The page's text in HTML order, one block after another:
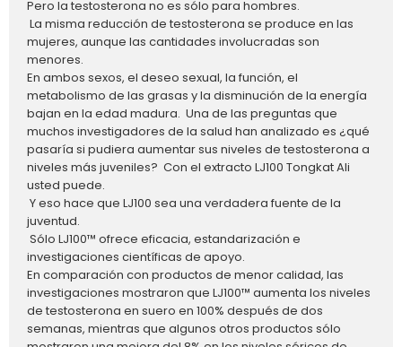
Pero la testosterona no es sólo para hombres.
La misma reducción de testosterona se produce en las
mujeres, aunque las cantidades involucradas son
menores.
En ambos sexos, el deseo sexual, la función, el
metabolismo de las grasas y la disminución de la energía
bajan en la edad madura. Una de las preguntas que
muchos investigadores de la salud han analizado es ¿qué
pasaría si pudiera aumentar sus niveles de testosterona a
niveles más juveniles? Con el extracto LJ100 Tongkat Ali
usted puede.
Y eso hace que LJ100 sea una verdadera fuente de la
juventud.
Sólo LJ100™ ofrece eficacia, estandarización e
investigaciones científicas de apoyo.
En comparación con productos de menor calidad, las
investigaciones mostraron que LJ100™ aumenta los niveles
de testosterona en suero en 100% después de dos
semanas, mientras que algunos otros productos sólo